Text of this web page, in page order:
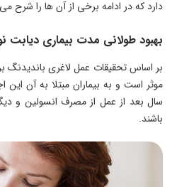
دارد که در ادامه برخی از آن ها را شرح
بهبود طولانی مدت بیماری دیابت
بر اساس تحقیقات عمل لاغری باندیدنگ
موثر است و به بیماران مبتلا به آن
سال بعد از عمل از مصرف انسولین و
باشند.